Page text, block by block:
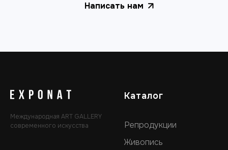
Написать нам
Международная ART GALLERY
современного искусства
Каталог
Репродукции
Живопись